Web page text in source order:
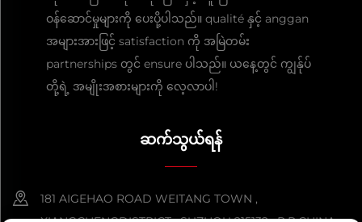
ဝန်ဆောင်မှုများကို ပေးပို့ပါသည်။ qualité နှင့် anggan
အများအားဖြင့် satisfaction ကို အမြဲတမ်း
partnerships တွင် ensure ပါသည်။ ယနေ့တွင် ကျွန်ုပ်
တို့ရဲ့ အမျိုးအစားများကို လေ့လာပါ!
ဆက်သွယ်ရန်
181 AIGEHAO ROAD WEITANG TOWN ,